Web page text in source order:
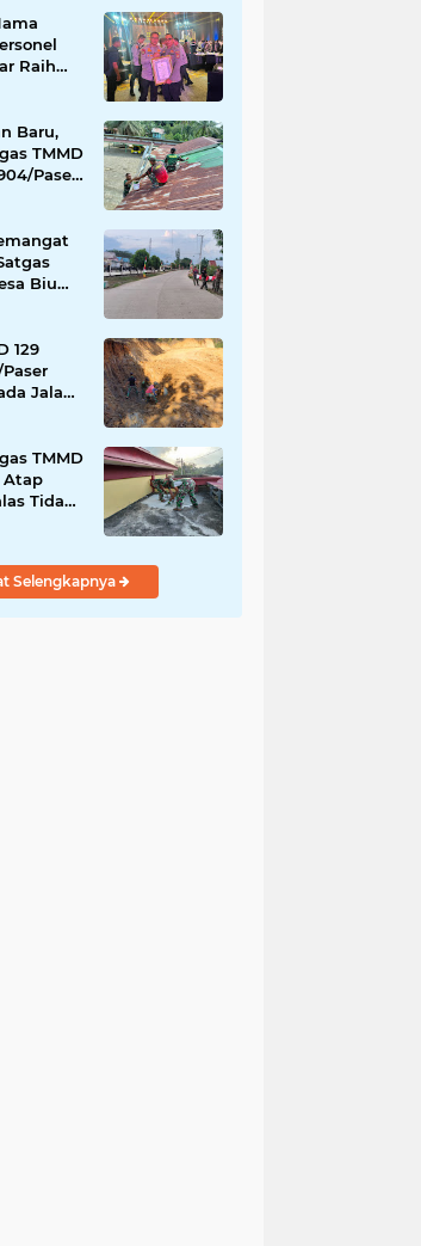
Raih
Baru,
TMMD
Paser
Biu
Desa
129
Jalan
TMMD
Atap
Tidak
Selengkapnya